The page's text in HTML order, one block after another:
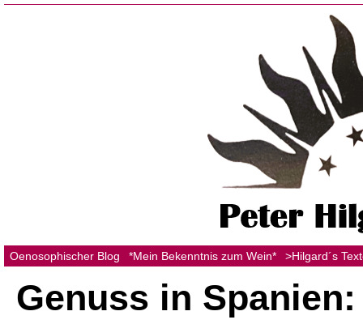
Oenosophischer Blog *Mein Bekenntnis zum Wein* >Hilgard´s
Genuss in